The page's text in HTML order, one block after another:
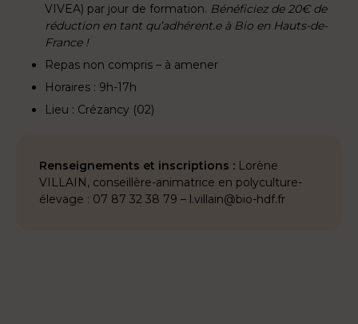
VIVEA) par jour de formation. Bénéficiez de 20€ de
réduction en tant qu’adhérent.e à Bio en Hauts-de-
France !
Repas non compris – à amener
Horaires : 9h-17h
Lieu : Crézancy (02)
Renseignements et inscriptions : Lorène
VILLAIN, conseillère-animatrice en polyculture-
élevage : 07 87 32 38 79 – l.villain@bio-hdf.fr